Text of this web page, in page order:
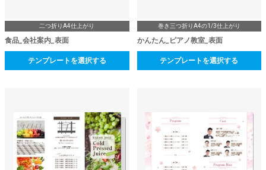
二つ折りA4仕上がり
食品_会社案内_表面
テンプレートを選択する
巻き三つ折りA4の1/3仕上がり
かんたん_ピアノ教室_表面
テンプレートを選択する